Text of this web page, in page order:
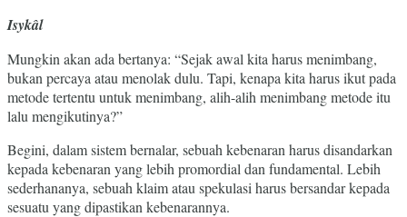
Isykâl
Mungkin akan ada bertanya: “Sejak awal kita harus menimbang,
bukan percaya atau menolak dulu. Tapi, kenapa kita harus ikut pada
metode tertentu untuk menimbang, alih-alih menimbang metode itu
lalu mengikutinya?”
Begini, dalam sistem bernalar, sebuah kebenaran harus disandarkan
kepada kebenaran yang lebih promordial dan fundamental. Lebih
sederhananya, sebuah klaim atau spekulasi harus bersandar kepada
sesuatu yang dipastikan kebenarannya.